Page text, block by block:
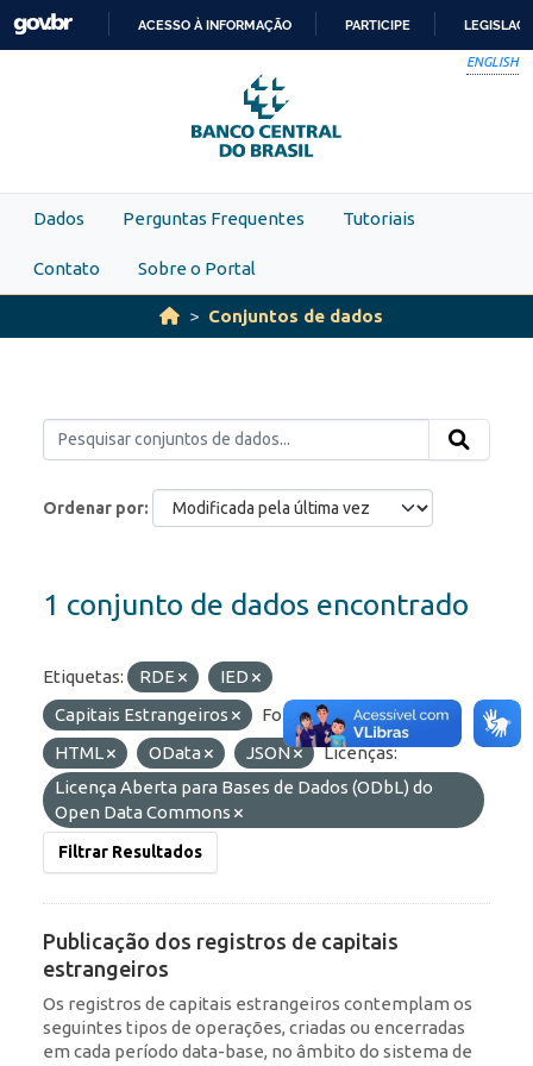
Skip to main content
PARA
O
CONTEÚDO
ACESSO À INFORMAÇÃO PARTICIPE
ENGLISH
Dados Perguntas Frequentes Tutoriais
Contato Sobre o Portal
Conjuntos de dados
Ordenar por
1 conjunto de dados encontrado
Etiquetas: RDE
IED
Capitais Estrangeiros
Formatos:
API
HTML
OData JSON
Licenças:
Licença Aberta para Bases de Dados (ODbL) do
Open Data Commons
Filtrar Resultados
Publicação dos registros de capitais
estrangeiros
Os registros de capitais estrangeiros contemplam os
seguintes tipos de operações, criadas ou encerradas
em cada período data-base, no âmbito do sistema de